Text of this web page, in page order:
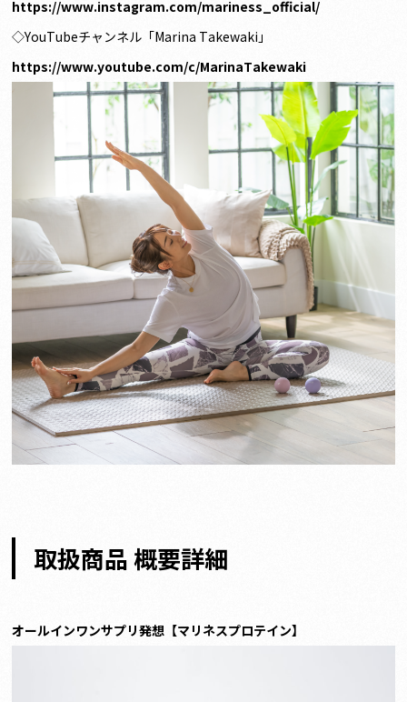
https://www.instagram.com/mariness_official/
◇YouTubeチャンネル「Marina Takewaki」
https://www.youtube.com/c/MarinaTakewaki
取扱商品 概要詳細
オールインワンサプリ発想【マリネスプロテイン】